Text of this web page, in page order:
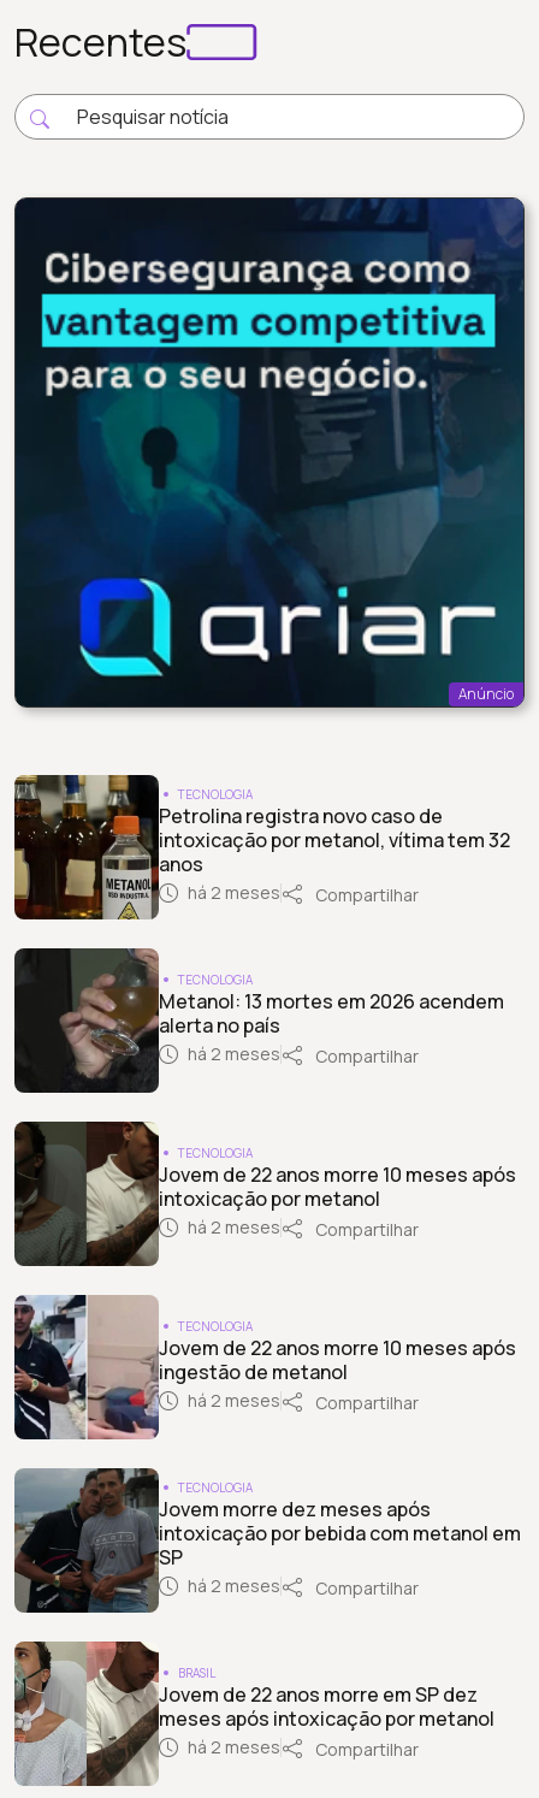
Recentes
Anúncio
TECNOLOGIA
Petrolina registra novo caso de
intoxicação por metanol, vítima tem 32
anos
há 2 meses Compartilhar
TECNOLOGIA
Metanol: 13 mortes em 2026 acendem
alerta no país
há 2 meses Compartilhar
TECNOLOGIA
Jovem de 22 anos morre 10 meses após
intoxicação por metanol
há 2 meses Compartilhar
TECNOLOGIA
Jovem de 22 anos morre 10 meses após
ingestão de metanol
há 2 meses Compartilhar
TECNOLOGIA
Jovem morre dez meses após
intoxicação por bebida com metanol em
SP
há 2 meses Compartilhar
BRASIL
Jovem de 22 anos morre em SP dez
meses após intoxicação por metanol
há 2 meses Compartilhar